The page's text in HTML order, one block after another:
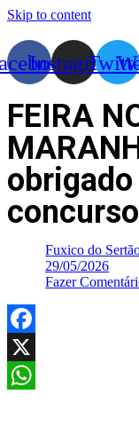
Skip to content
Instagram
FEIRA
Fuxico do
29/05/2026
Fazer
Facebook
X